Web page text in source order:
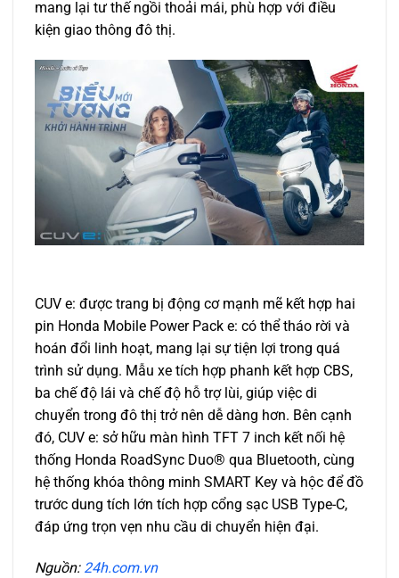
mang lại tư thế ngồi thoải mái, phù hợp với điều
kiện giao thông đô thị.
CUV e: được trang bị động cơ mạnh mẽ kết hợp hai
pin Honda Mobile Power Pack e: có thể tháo rời và
hoán đổi linh hoạt, mang lại sự tiện lợi trong quá
trình sử dụng. Mẫu xe tích hợp phanh kết hợp CBS,
ba chế độ lái và chế độ hỗ trợ lùi, giúp việc di
chuyển trong đô thị trở nên dễ dàng hơn. Bên cạnh
đó, CUV e: sở hữu màn hình TFT 7 inch kết nối hệ
thống Honda RoadSync Duo® qua Bluetooth, cùng
hệ thống khóa thông minh SMART Key và hộc để đồ
trước dung tích lớn tích hợp cổng sạc USB Type-C,
đáp ứng trọn vẹn nhu cầu di chuyển hiện đại.
Nguồn: 24h.com.vn